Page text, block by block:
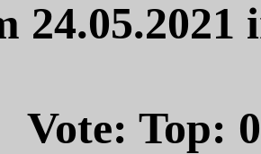
Vote: Top: 0